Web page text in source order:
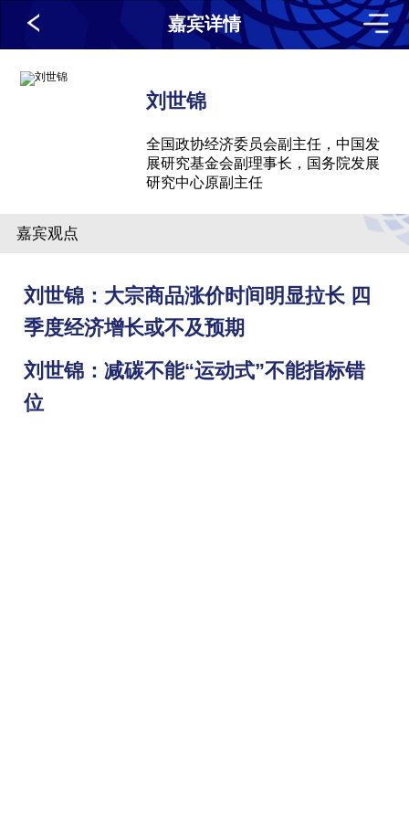
嘉宾详情
刘世锦
全国政协经济委员会副主任，中国发
展研究基金会副理事长，国务院发展
研究中心原副主任
嘉宾观点
刘世锦：大宗商品涨价时间明显拉长 四
季度经济增长或不及预期
刘世锦：减碳不能“运动式”不能指标错
位